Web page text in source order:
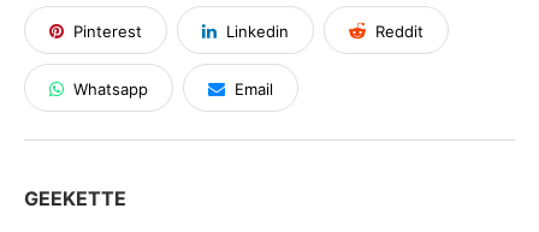
Pinterest Linkedin Reddit
Whatsapp Email
GEEKETTE